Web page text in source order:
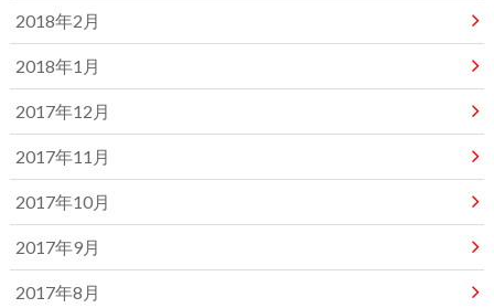
2018年2月
2018年1月
2017年12月
2017年11月
2017年10月
2017年9月
2017年8月